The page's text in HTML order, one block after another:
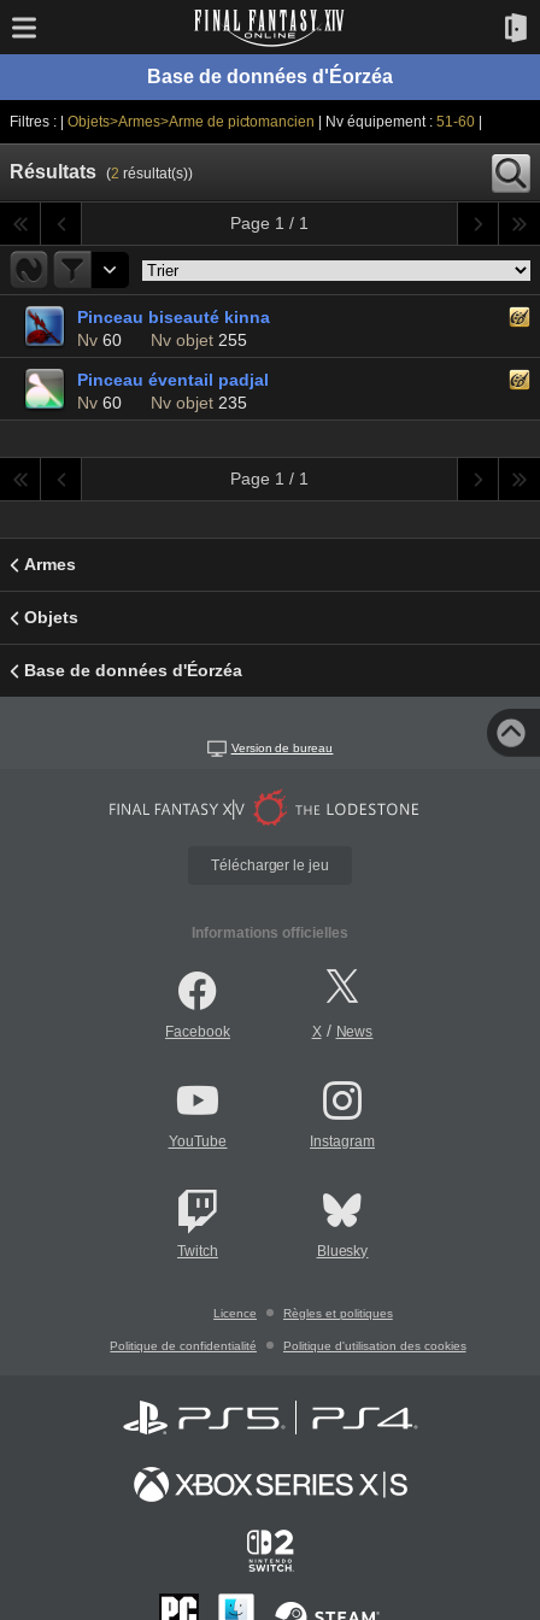
Base de données d'Éorzéa
Filtres : | Objets>Armes>Arme de pictomancien | Nv équipement :51-60
Résultats (2 résultat(s))
Page 1 / 1
Pinceau biseauté kinna
Nv 60 Nv objet 255
Pinceau éventail padjal
Nv 60 Nv objet 235
Page 1 / 1
Armes
Objets
Base de données d'Éorzéa
Version de bureau
Télécharger le jeu
Informations officielles
Facebook X/ News
YouTube Instagram
Twitch Bluesky
Licence Règles et politiques
Politique de confidentialité Politique d'utilisation des cookies